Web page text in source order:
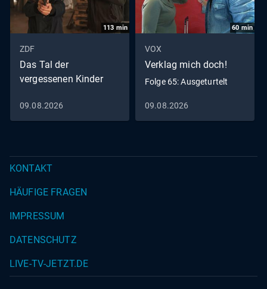
113 min
ZDF
Das Tal der
vergessenen Kinder
09.08.2026
60 min
VOX
Verklag mich doch!
Folge 65: Ausgeturtelt
09.08.2026
KONTAKT
HÄUFIGE FRAGEN
IMPRESSUM
DATENSCHUTZ
LIVE-TV-JETZT.DE